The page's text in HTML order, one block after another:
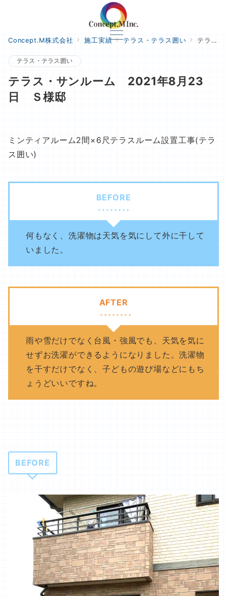
Concept.M株式会社 施工実績 テラス・テラス囲い テラス・サンルーム 2021年8月23日 Ｓ様邸
テラス・テラス囲い
テラス・サンルーム 2021年8月23
日 Ｓ様邸
ミンティアルーム2間×6尺テラスルーム設置工事(テラ
ス囲い)
BEFORE
何もなく、洗濯物は天気を気にして外に干して
いました。
AFTER
雨や雪だけでなく台風・強風でも、天気を気に
せずお洗濯ができるようになりました。洗濯物
を干すだけでなく、子どもの遊び場などにもち
ょうどいいですね。
BEFORE